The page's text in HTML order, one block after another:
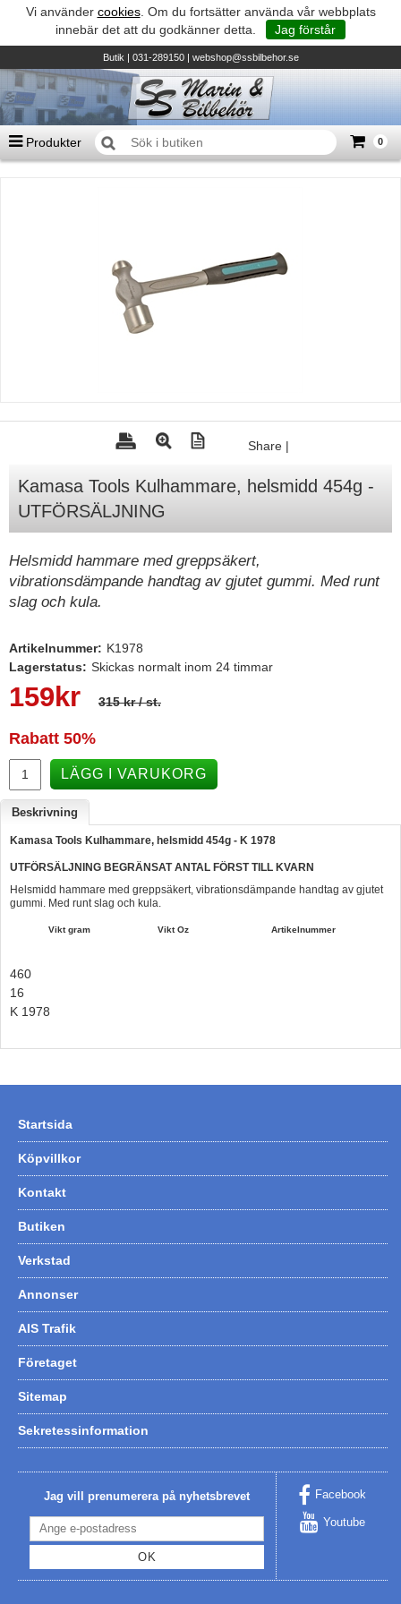
Vi använder cookies. Om du fortsätter använda vår webbplats
innebär det att du godkänner detta.
Jag förstår
Butik| 031-289150 | webshop@ssbilbehor.se
Produkter 0
Suzuki - Utombordare
Suzumar - Gummibåtar
Honda - Utombordare
TK Trailer
Volvo Penta Servicedelar
Yamaha Servicedelar
Mercury Servicedelar
Garmin
Lowrance
Humminbird
Simrad
B&G
Båttillbehör
Hummertina
Victron - Batteriladdare
Kamasa Tools - Verktyg
Calix - Packline - Takboxar
Begagnade Motorer & Båtar
Share |
Kamasa Tools Kulhammare, helsmidd 454g -
UTFÖRSÄLJNING
Helsmidd hammare med greppsäkert,
vibrationsdämpande handtag av gjutet gummi. Med runt
slag och kula.
Artikelnummer: K1978
Lagerstatus: Skickas normalt inom 24 timmar
159 kr 315 kr/ st.
Rabatt 50%
LÄGG I VARUKORG
Beskrivning
Kamasa Tools Kulhammare, helsmidd 454g - K 1978
UTFÖRSÄLJNING BEGRÄNSAT ANTAL FÖRST TILL KVARN
Helsmidd hammare med greppsäkert, vibrationsdämpande handtag av gjutet
gummi. Med runt slag och kula.
Vikt gram Vikt Oz Artikelnummer
460
16
K 1978
Startsida
Köpvillkor
Kontakt
Butiken
Verkstad
Annonser
AIS Trafik
Företaget
Sitemap
Sekretessinformation
Jag vill prenumerera på nyhetsbrevet
OK
Facebook
Youtube